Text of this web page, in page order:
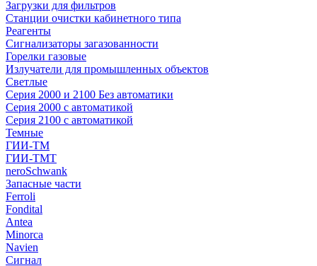
Загрузки для фильтров
Станции очистки кабинетного типа
Реагенты
Сигнализаторы загазованности
Горелки газовые
Излучатели для промышленных объектов
Светлые
Серия 2000 и 2100 Без автоматики
Серия 2000 с автоматикой
Серия 2100 с автоматикой
Темные
ГИИ-ТМ
ГИИ-ТМТ
neroSchwank
Запасные части
Ferroli
Fondital
Antea
Minorca
Navien
Сигнал